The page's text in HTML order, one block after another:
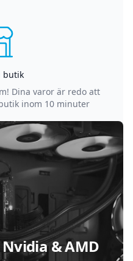
butik
Dina varor är redo att
inom 10 minuter
& AMD